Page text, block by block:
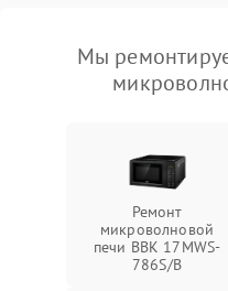
Мы
Ремонт
микроволновой
печи BBK 17MWS-
786S/B